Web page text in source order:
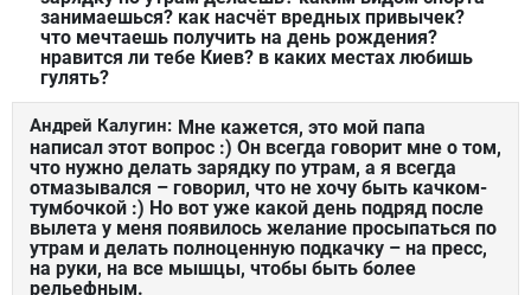
занимаешься? как насчёт вредных привычек?
что мечтаешь получить на день рождения?
нравится ли тебе Киев? в каких местах любишь
гулять?
Андрей Калугин: Мне кажется, это мой папа
написал этот вопрос :) Он всегда говорит мне о том,
что нужно делать зарядку по утрам, а я всегда
отмазывался – говорил, что не хочу быть качком-
тумбочкой :) Но вот уже какой день подряд после
вылета у меня появилось желание просыпаться по
утрам и делать полноценную подкачку – на пресс,
на руки, на все мышцы, чтобы быть более
рельефным.